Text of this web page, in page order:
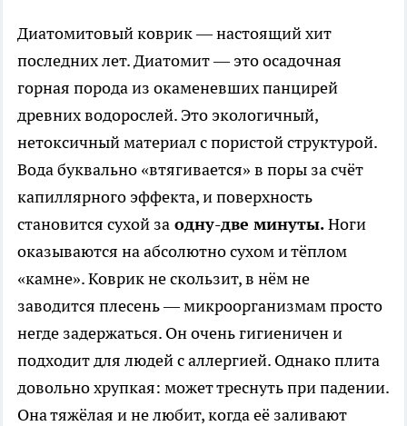
Диатомитовый коврик — настоящий хит
последних лет. Диатомит — это осадочная
горная порода из окаменевших панцирей
древних водорослей. Это экологичный,
нетоксичный материал с пористой структурой.
Вода буквально «втягивается» в поры за счёт
капиллярного эффекта, и поверхность
становится сухой за одну-две минуты.Ноги
оказываются на абсолютно сухом и тёплом
«камне». Коврик не скользит, в нём не
заводится плесень — микроорганизмам просто
негде задержаться. Он очень гигиеничен и
подходит для людей с аллергией. Однако плита
довольно хрупкая: может треснуть при падении.
Она тяжёлая и не любит, когда её заливают